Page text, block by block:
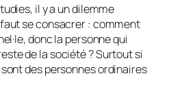
il y a un dilemme
se consacrer : comment
donc la personne qui
de la société ? Surtout si
des personnes ordinaires